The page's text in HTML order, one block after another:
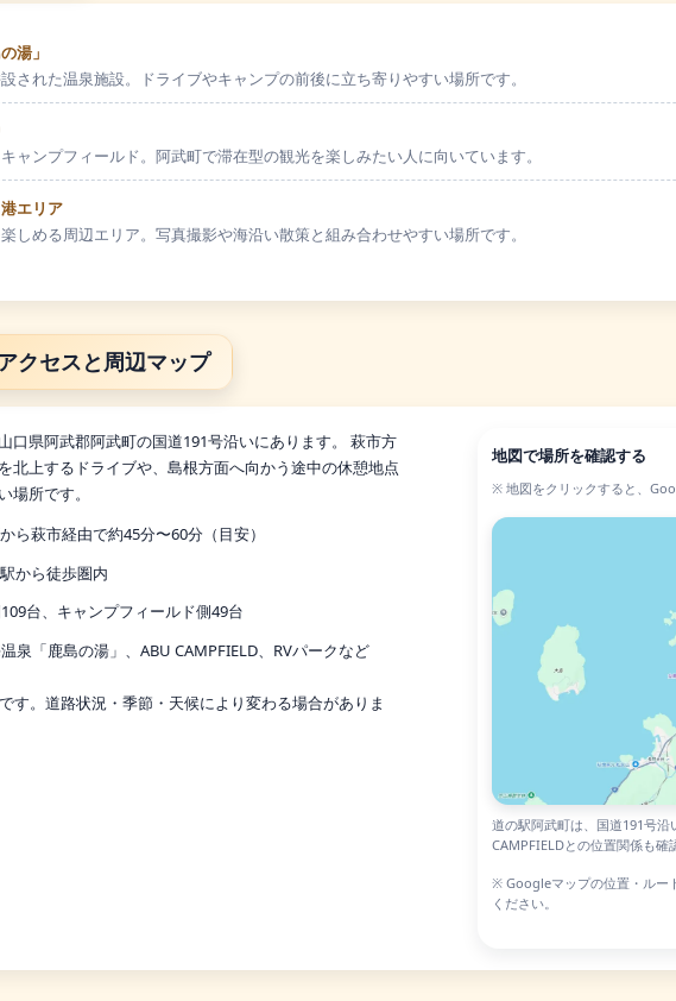
湯」
された温泉施設。ドライブやキャンプの前後に立ち寄りやすい場所です。
ャンプフィールド。阿武町で滞在型の観光を楽しみたい人に向いています。
エリア
しめる周辺エリア。写真撮影や海沿い散策と組み合わせやすい場所です。
クセスと周辺マップ
口県阿武郡阿武町の国道191号沿いにあります。 萩市方
北上するドライブや、島根方面へ向かう途中の休憩地点
場所です。
ら萩市経由で約45分〜60分（目安）
から徒歩圏内
台、キャンプフィールド側49台
泉「鹿島の湯」、ABU CAMPFIELD、RVパークなど
す。道路状況・季節・天候により変わる場合がありま
地図で場所を確認する
※ 地図をクリックすると、
道の駅阿武町は、国道191号
CAMPFIELDとの位置関係も確
※ Googleマップの位置・ルー
ください。